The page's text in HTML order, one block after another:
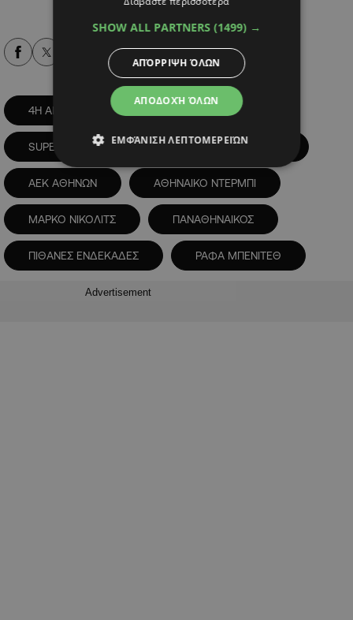
Alpha Podcasts
4Η ΑΓΩΝΙΣΤΙΚΗ
SUPER LEAGUE ΑΓΩΝΙΣΤΙΚΑ ΔΕΔΟΜΕΝΑ
ΑΕΚ ΑΘΗΝΩΝ ΑΘΗΝΑΙΚΟ ΝΤΕΡΜΠΙ
ΜΑΡΚΟ ΝΙΚΟΛΙΤΣ ΠΑΝΑΘΗΝΑΙΚΟΣ
ΠΙΘΑΝΕΣ ΕΝΔΕΚΑΔΕΣ ΡΑΦΑ ΜΠΕΝΙΤΕΘ
Advertisement
SHOW ALL PARTNERS (1499) →
ΑΠΟΔΟΧΉ ΌΛΩΝ
ΑΠΌΡΡΙΨΗ ΌΛΩΝ
ΕΜΦΆΝΙΣΗ ΛΕΠΤΟΜΕΡΕΙΏΝ